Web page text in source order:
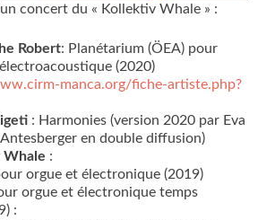
concert du « Kollektiv Whale » :
Robert: Planétarium (ÖEA) pour
(2020)
manca.org/fiche-artiste.php?
: Harmonies (version 2020 par Eva
en double diffusion)
Whale :
orgue et électronique (2019)
orgue et électronique temps
: